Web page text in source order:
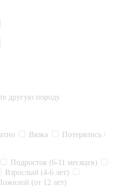
другую породу
Вязка
Потерялись /
Подросток (6-11 месяцев)
Взрослый (4-6 лет)
(от 12 лет)